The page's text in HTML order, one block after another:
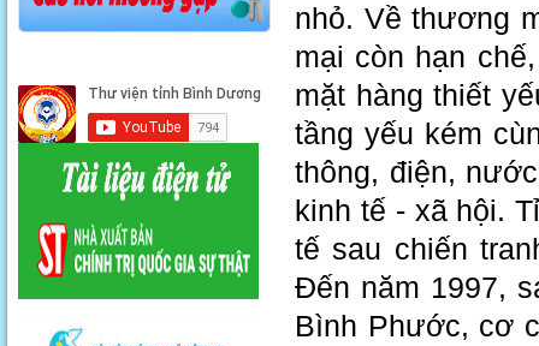
nhỏ. Về thương
mại còn hạn
mặt hàng thiết
tầng yếu kém
thông, điện,
kinh tế - xã hội.
tế sau chiến
Đến năm 1997,
Bình Phước, cơ